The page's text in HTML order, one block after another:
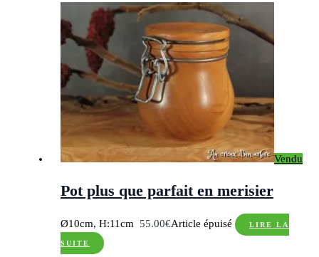
Vendu
Pot plus que parfait en merisier
Ø10cm, H:11cm 55.00€Article épuisé LIRE LA
SUITE